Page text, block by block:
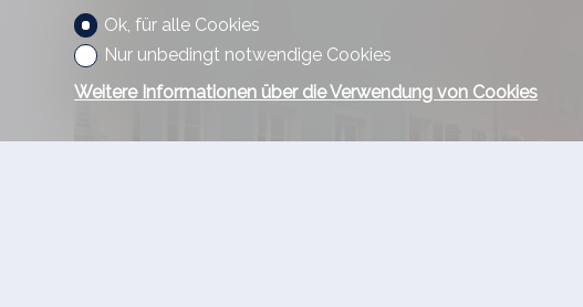
Ok, für alle Cookies
Nur unbedingt notwendige Cookies
Weitere Informationen über die Verwendung von Cookies